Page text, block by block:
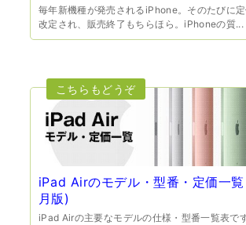
（大阪府門真市）他店ではメール見積もり
円〜1万程度の見積もりでしたが、こちら
もりは倍以上ちがうので利用させて頂きま
寧で良かったです。
毎年新機種が発売されるiPhone。そのたびに
改定され、販売終了もちらほら。iPhoneの質...
iPad Airのモデル・型番・定価一
月版)
iPad Airの主要なモデルの仕様・型番一覧表で